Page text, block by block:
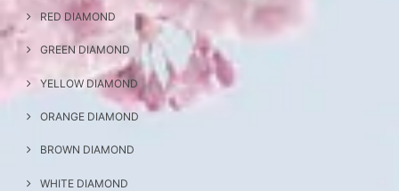
RED DIAMOND
GREEN DIAMOND
YELLOW DIAMOND
ORANGE DIAMOND
BROWN DIAMOND
WHITE DIAMOND